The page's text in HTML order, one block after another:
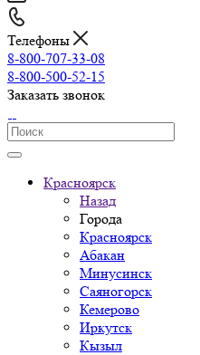
Телефоны
8-800-707-33-08
8-800-500-52-15
Заказать звонок
Красноярск
Назад
Города
Красноярск
Абакан
Минусинск
Саяногорск
Кемерово
Иркутск
Кызыл